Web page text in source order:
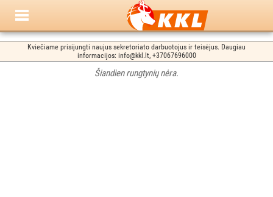
Kviečiame prisijungti naujus sekretoriato darbuotojus ir teisėjus. Daugiau
informacijos: info@kkl.lt, +37067696000
Šiandien rungtynių nėra.